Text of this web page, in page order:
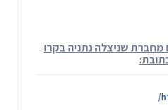
מחברת שניצלה נתניה בקרו